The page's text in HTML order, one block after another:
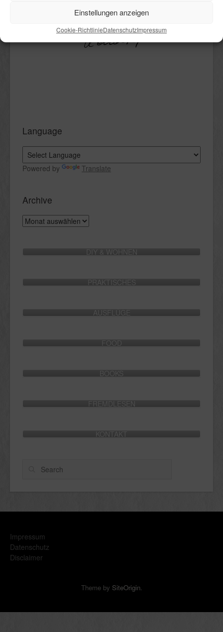
Einstellungen anzeigen
Cookie-RichtlinieDatenschutzImpressum
Viel Spaß beim Lesen.
Language
Powered by Translate
Archive
Archive
DIY & WOHNEN
PRAKTISCHES
AUSFLÜGE
FOOD
BOOKS
FREMDLESEN
KONTAKT
Search
Impressum
Datenschutz
Disclaimer
Theme by SiteOrigin.